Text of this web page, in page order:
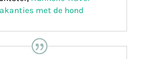
met de hond